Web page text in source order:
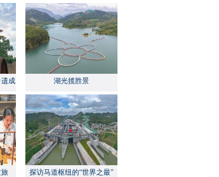
遗成
湖光揽胜景
旅 探访马道枢纽的“世界之最”